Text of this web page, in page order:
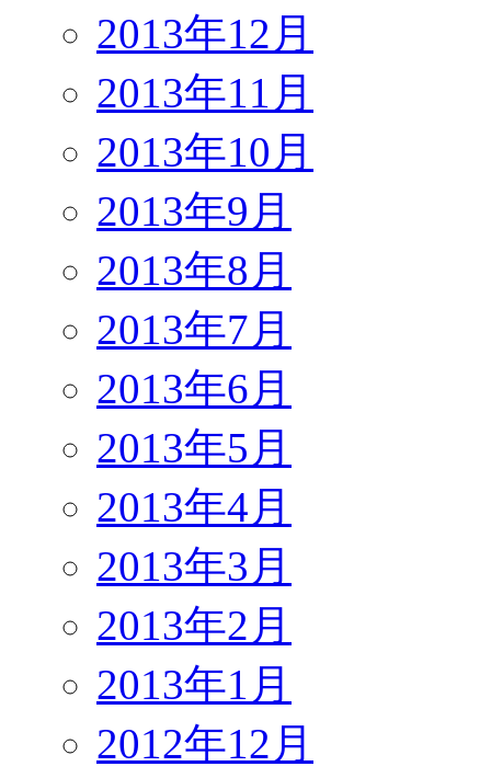
2013年12月
2013年11月
2013年10月
2013年9月
2013年8月
2013年7月
2013年6月
2013年5月
2013年4月
2013年3月
2013年2月
2013年1月
2012年12月